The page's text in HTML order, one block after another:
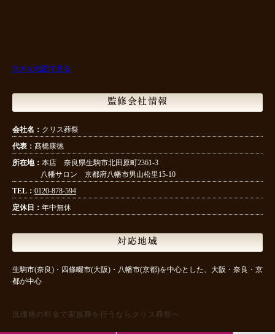
大きな地図で見る
監修会社情報
会社名： クリス葬祭
代表： 髙橋康徳
所在地： 本店 奈良県生駒市北田原町2361-3
八幡サロン 京都府八幡市男山松里15-10
TEL： 0120-878-594
定休日： 年中無休
対応地域
生駒市(奈良)・四條畷市(大阪)・八幡市(京都)を中心とした、大阪・奈良・京
都が中心
低価格の料金で家族葬を行うならクリス葬祭へ